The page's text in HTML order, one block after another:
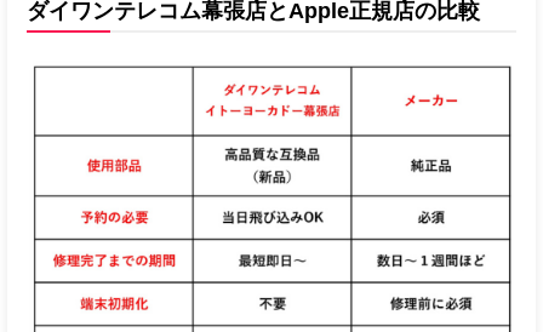
ダイワンテレコム幕張店とApple正規店の比較